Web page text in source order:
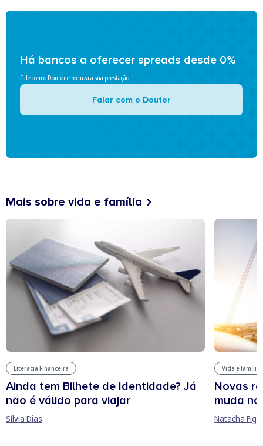
Há bancos a oferecer spreads desde 0%
Fale com o Doutor e reduza a sua prestação
Falar com o Doutor
Mais sobre vida e família
Literacia Financeira
Ainda tem Bilhete de Identidade? Já
não é válido para viajar
Sílvia Dias
Vida e família
Novas
muda
Natacha